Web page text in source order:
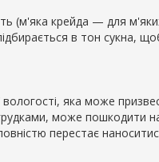
(м'яка крейда — для
в тон сукна,
яка може
може пошкодити
перестає